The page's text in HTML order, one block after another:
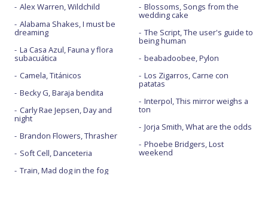
Alex Warren, Wildchild
Alabama Shakes, I must be
dreaming
La Casa Azul, Fauna y flora
subacuática
Camela, Titánicos
Becky G, Baraja bendita
Carly Rae Jepsen, Day and
night
Brandon Flowers, Thrasher
Soft Cell, Danceteria
Train, Mad dog in the fog
Blossoms, Songs from the
wedding cake
The Script, The user's guide to
being human
beabadoobee, Pylon
Los Zigarros, Carne con
patatas
Interpol, This mirror weighs a
ton
Jorja Smith, What are the odds
Phoebe Bridgers, Lost
weekend